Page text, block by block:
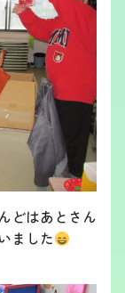
どはあとさん
ました